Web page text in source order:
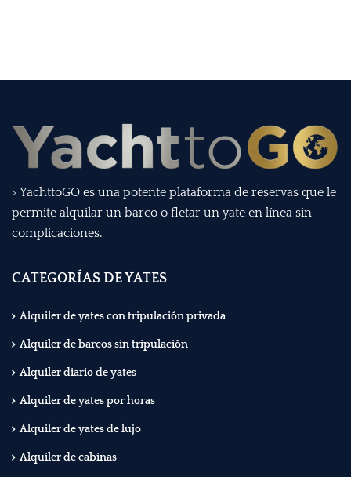
> YachttoGO es una potente plataforma de reservas que le
permite alquilar un barco o fletar un yate en línea sin
complicaciones.
CATEGORÍAS DE YATES
Alquiler de yates con tripulación privada
Alquiler de barcos sin tripulación
Alquiler diario de yates
Alquiler de yates por horas
Alquiler de yates de lujo
Alquiler de cabinas